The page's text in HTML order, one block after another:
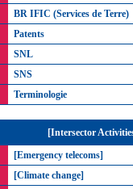
BR IFIC (Services de Terre)
Patents
SNL
SNS
Terminologie
[Intersector
[Emergency telecoms]
[Climate change]